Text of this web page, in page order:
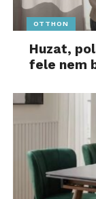
OTTHON
Huzat,
fele nem